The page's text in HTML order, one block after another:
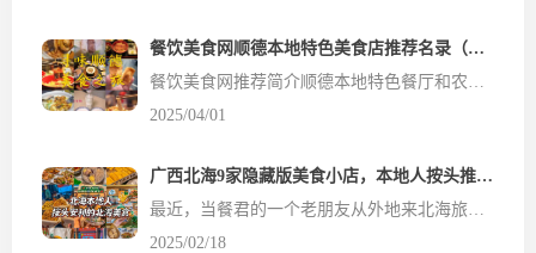
餐饮美食网顺德本地特色美食店推荐名录（当餐君按镇街排序）
2025/04/01
广西北海9家隐藏版美食小店，本地人按头推荐，吃过才算真正来过北海！
2025/02/18